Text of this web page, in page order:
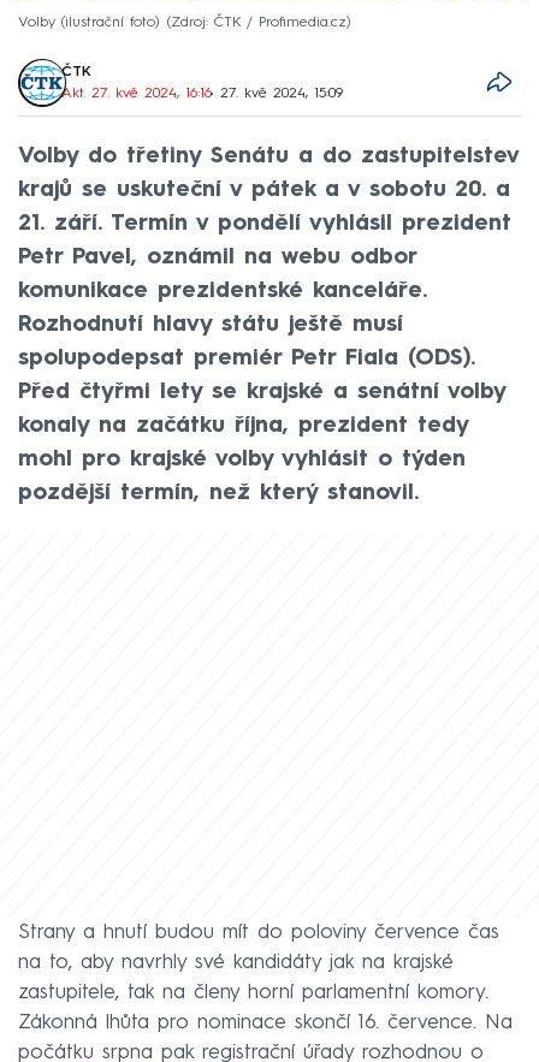
Volby (ilustrační foto) Zdroj: ČTK / Profimedia.cz
ČTK
Akt. 27. kvě 2024, 16:16• 27. kvě 2024, 15:09
Volby do třetiny Senátu a do zastupitelstev
krajů se uskuteční v pátek a v sobotu 20. a
21. září. Termín v pondělí vyhlásil prezident
Petr Pavel, oznámil na webu odbor
komunikace prezidentské kanceláře.
Rozhodnutí hlavy státu ještě musí
spolupodepsat premiér Petr Fiala (ODS).
Před čtyřmi lety se krajské a senátní volby
konaly na začátku října, prezident tedy
mohl pro krajské volby vyhlásit o týden
pozdější termín, než který stanovil.
Strany a hnutí budou mít do poloviny července čas
na to, aby navrhly své kandidáty jak na krajské
zastupitele, tak na členy horní parlamentní komory.
Zákonná lhůta pro nominace skončí 16. července. Na
počátku srpna pak registrační úřady rozhodnou o